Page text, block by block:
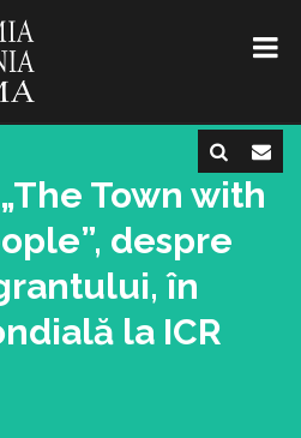
Town with
despre
în
la ICR